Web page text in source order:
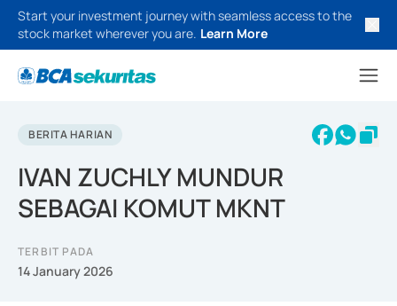
Start your investment journey with seamless access to the
stock market wherever you are. Learn More
BERITA HARIAN
IVAN ZUCHLY MUNDUR
SEBAGAI KOMUT MKNT
TERBIT PADA
14 January 2026